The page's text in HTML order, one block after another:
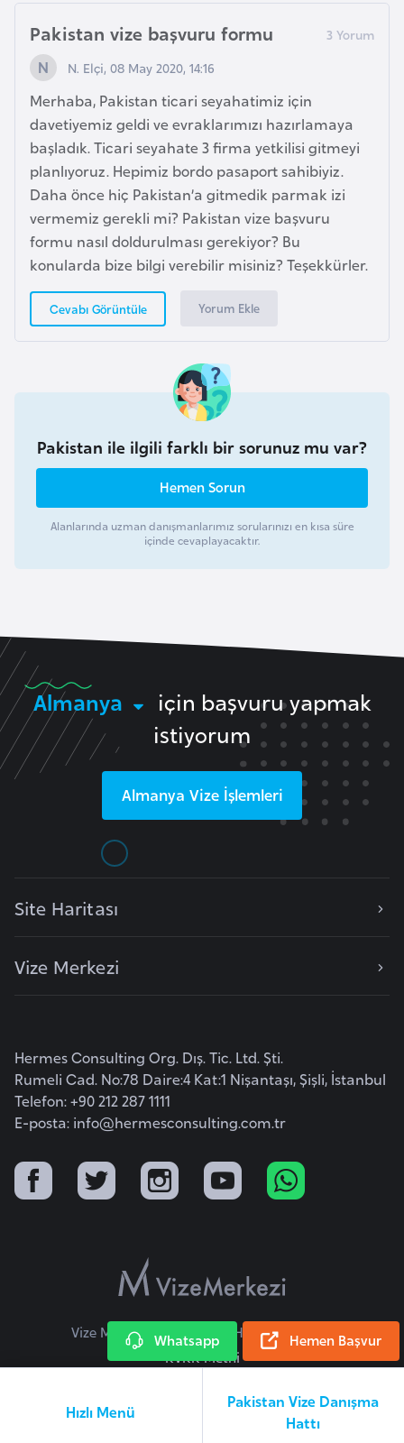
Pakistan vize başvuru formu
N. Elçi, 08 May 2020, 14:16
Merhaba, Pakistan ticari seyahatimiz için
davetiyemiz geldi ve evraklarımızı hazırlamaya
başladık. Ticari seyahate 3 firma yetkilisi gitmeyi
planlıyoruz. Hepimiz bordo pasaport sahibiyiz.
Daha önce hiç Pakistan’a gitmedik parmak izi
vermemiz gerekli mi? Pakistan vize başvuru
formu nasıl doldurulması gerekiyor? Bu
konularda bize bilgi verebilir misiniz? Teşekkürler.
Cevabı Görüntüle Yorum Ekle
Pakistan ile ilgili farklı bir sorunuz mu var?
Hemen Sorun
Alanlarında uzman danışmanlarımız sorularınızı en kısa süre
içinde cevaplayacaktır.
Hızlı Menü
Pakistan Vize Danışma
Hattı
Almanya
için başvuru yapmak
istiyorum
Almanya Vize İşlemleri
Site Haritası
Vize Merkezi
Hermes Consulting Org. Dış. Tic. Ltd. Şti.
Rumeli Cad. No:78 Daire:4 Kat:1 Nişantaşı, Şişli, İstanbul
Telefon: +90 212 287 1111
E-posta: info@hermesconsulting.com.tr
Vize Merkezi © 2026 Tüm Hakları Saklıdır.
KVKK Metni
l
a
d
e
ş
B
e
l
a
r
u
s
i
n
B
o
s
l
g
a
r
s
t
k
Hemen Başvur
Whatsapp